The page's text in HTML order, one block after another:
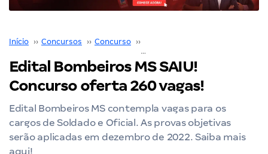
Início ›› Concursos ›› Concurso ››
Edital Bombeiros MS SAIU!
Concurso oferta 260 vagas!
Edital Bombeiros MS contempla vagas para os
cargos de Soldado e Oficial. As provas objetivas
serão aplicadas em dezembro de 2022. Saiba mais
aqui!